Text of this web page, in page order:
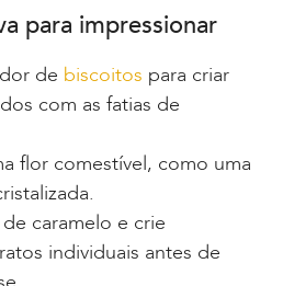
para impressionar
de biscoitos para criar
com as fatias de
flor comestível, como uma
caramelo e crie
individuais antes de